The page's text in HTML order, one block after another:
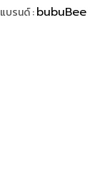
แบรนด์ :bubuBee